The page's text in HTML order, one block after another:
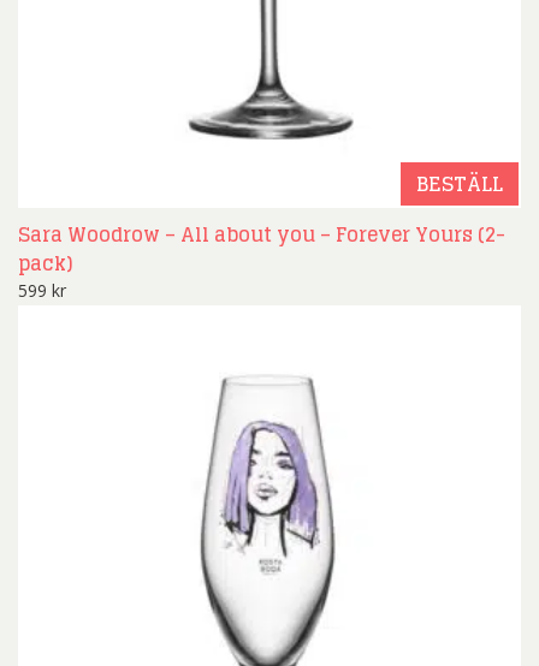
BESTÄLL
Sara Woodrow – All about you – Forever Yours (2-
pack)
599 kr